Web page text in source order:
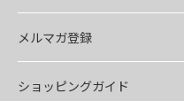
メルマガ登録
ショッピングガイド